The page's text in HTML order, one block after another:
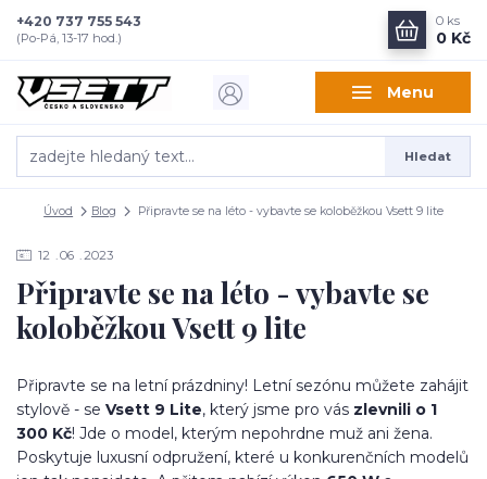
Menu
Hledat
+420 737 755 543
(Po-Pá, 13-17 hod.)
0 ks
0 Kč
Úvod Blog Připravte se na léto - vybavte se koloběžkou Vsett 9 lite
12 06 2023
Připravte se na léto - vybavte se
koloběžkou Vsett 9 lite
Připravte se na letní prázdniny! Letní sezónu můžete zahájit
stylově - se Vsett 9 Lite, který jsme pro vás zlevnili o 1
300 Kč! Jde o model, kterým nepohrdne muž ani žena.
Poskytuje luxusní odpružení, které u konkurenčních modelů